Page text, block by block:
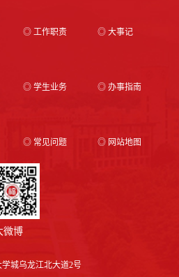
◎ 工作职责 ◎ 大事记
◎ 学生业务 ◎ 办事指南
◎ 常见问题 ◎ 网站地图
微博
城乌龙江北大道2号